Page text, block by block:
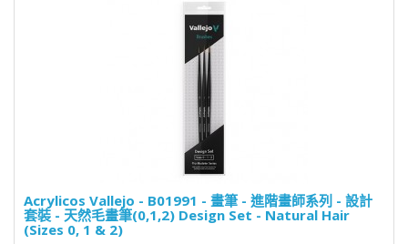
Acrylicos Vallejo - B01991 - 畫筆 - 進階畫師系列 - 設計
套裝 - 天然毛畫筆(0,1,2) Design Set - Natural Hair
(Sizes 0, 1 & 2)